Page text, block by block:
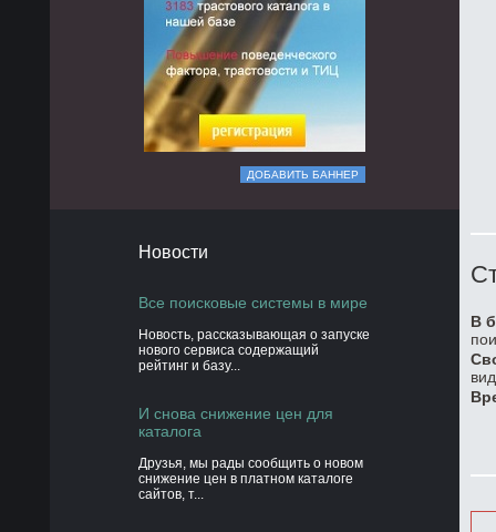
ДОБАВИТЬ БАННЕР
Новости
Все поисковые системы в мире
Новость, рассказывающая о запуске
нового сервиса содержащий
рейтинг и базу...
И снова снижение цен для
каталога
Друзья, мы рады сообщить о новом
снижение цен в платном каталоге
сайтов, т...
В